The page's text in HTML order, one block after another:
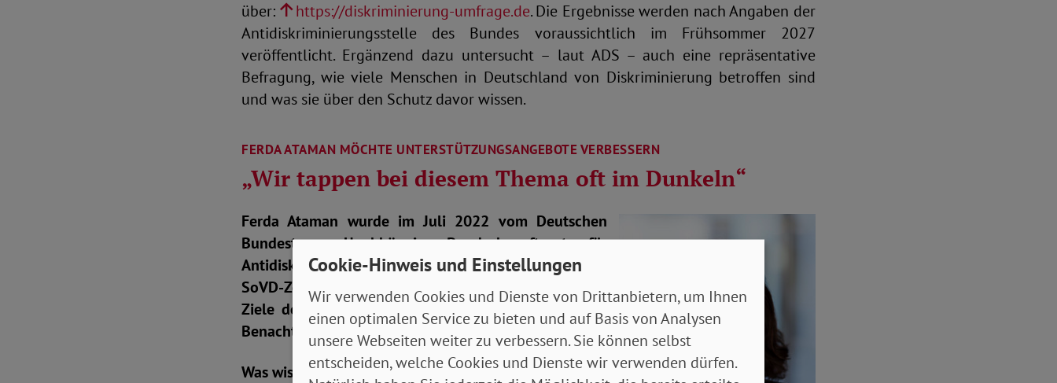
über:
https://diskriminierung-umfrage.de. Die Ergebnisse werden nach Angaben der
Antidiskriminierungsstelle des Bundes voraussichtlich im Frühsommer 2027
veröffentlicht. Ergänzend dazu untersucht – laut ADS – auch eine repräsentative
Befragung, wie viele Menschen in Deutschland von Diskriminierung betroffen sind
und was sie über den Schutz davor wissen.
FERDA ATAMAN MÖCHTE UNTERSTÜTZUNGSANGEBOTE VERBESSERN
„Wir tappen bei diesem Thema oft im Dunkeln“
Ferda Ataman wurde im Juli 2022 vom Deutschen
Bundestag zur Unabhängigen Bundesbeauftragten für
Antidiskriminierung gewählt. Im Interview mit der
SoVD-Zeitung sprach sie über die Hintergründe und
Ziele der bislang größten bundesweiten Umfrage zu
Benachteiligungen.
Was wissen wir über Diskriminierung in Deutschland?
Cookie-Hinweis und Einstellungen
Wir verwenden Cookies und Dienste von Drittanbietern, um Ihnen
einen optimalen Service zu bieten und auf Basis von Analysen
unsere Webseiten weiter zu verbessern. Sie können selbst
entscheiden, welche Cookies und Dienste wir verwenden dürfen.